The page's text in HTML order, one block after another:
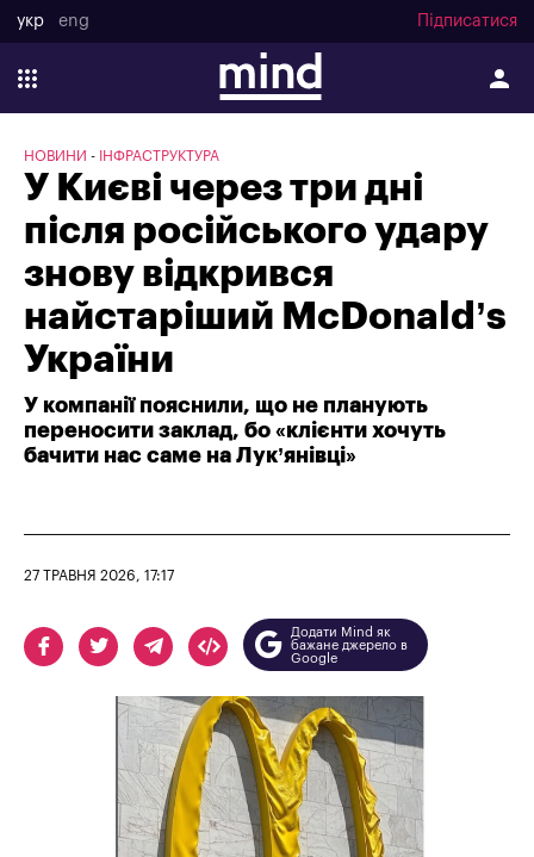
укр eng Підписатися
НОВИНИ ІНФРАСТРУКТУРА
У Києві через три дні
після російського удару
знову відкрився
найстаріший McDonald’s
України
У компанії пояснили, що не планують
переносити заклад, бо «клієнти хочуть
бачити нас саме на Лук’янівці»
27 ТРАВНЯ 2026, 17:17
Додати Mind як
бажане джерело в
Google